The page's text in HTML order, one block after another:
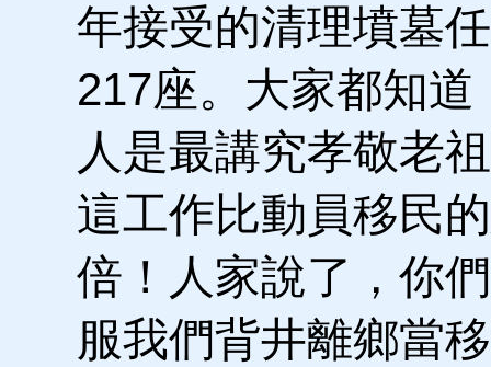
年接受的清理墳墓
217座。大家都知道
人是最講究孝敬老
這工作比動員移民
倍！人家說了，你
服我們背井離鄉當